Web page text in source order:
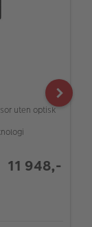
uten optisk
11 948,-